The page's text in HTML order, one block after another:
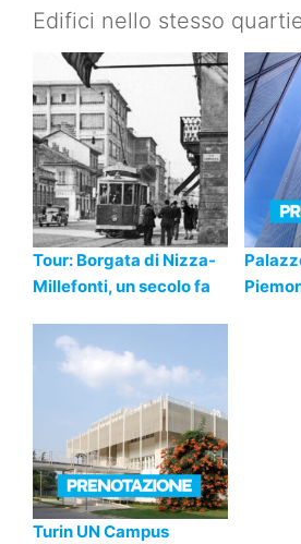
Edifici nello stesso
Tour: Borgata di Nizza-
Millefonti, un secolo fa
Turin UN Campus